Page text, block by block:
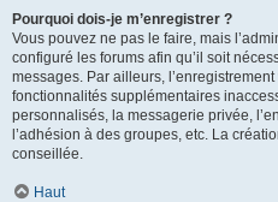
Pourquoi dois-je m’enregistrer ?
Vous pouvez ne pas le faire, mais
configuré les forums afin qu’il soit
messages. Par ailleurs,
fonctionnalités supplémentaires
personnalisés, la messagerie privée,
l’adhésion à des groupes, etc. La
conseillée.
Haut